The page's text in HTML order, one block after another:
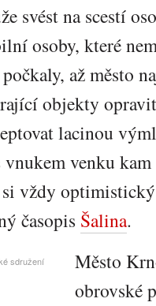
svést na scestí
osoby, které
až město
objekty
lacinou
venku
vždy
časopis Šalina.
sdružení
Město
obrovské